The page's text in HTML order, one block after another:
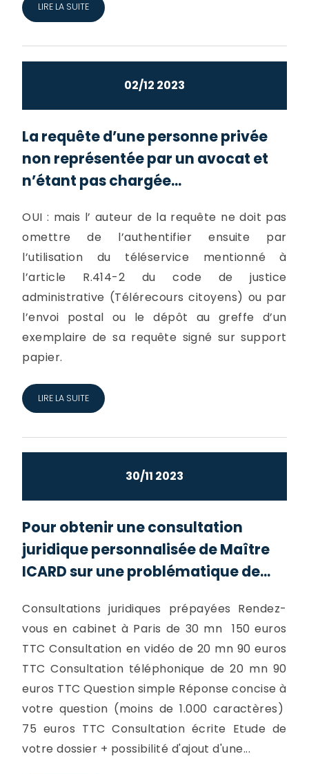
LIRE LA SUITE
02/12 2023
La requête d’une personne privée
non représentée par un avocat et
n’étant pas chargée...
OUI : mais l’ auteur de la requête ne doit pas
omettre de l’authentifier ensuite par
l’utilisation du téléservice mentionné à
l’article R.414-2 du code de justice
administrative (Télérecours citoyens) ou par
l’envoi postal ou le dépôt au greffe d’un
exemplaire de sa requête signé sur support
papier.
LIRE LA SUITE
30/11 2023
Pour obtenir une consultation
juridique personnalisée de Maître
ICARD sur une problématique de...
Consultations juridiques prépayées Rendez-
vous en cabinet à Paris de 30 mn 150 euros
TTC Consultation en vidéo de 20 mn 90 euros
TTC Consultation téléphonique de 20 mn 90
euros TTC Question simple Réponse concise à
votre question (moins de 1.000 caractères)
75 euros TTC Consultation écrite Etude de
votre dossier + possibilité d'ajout d'une...